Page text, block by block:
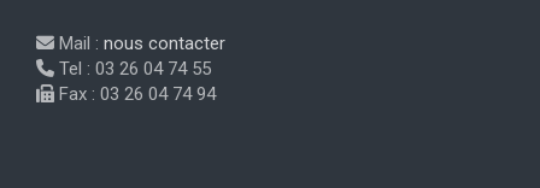
Mail : nous contacter
Tel : 03 26 04 74 55
Fax : 03 26 04 74 94